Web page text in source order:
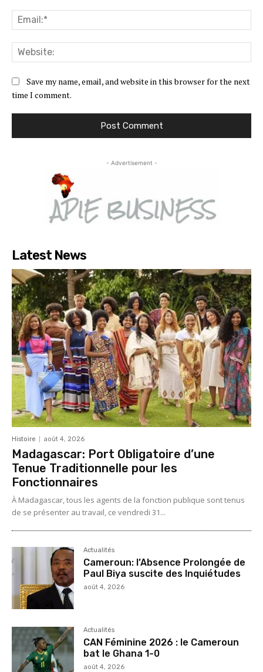
Save my name, email, and website in this browser for the next
time I comment.
- Advertisement -
Latest News
Histoire août 4, 2026
Madagascar: Port Obligatoire d’une
Tenue Traditionnelle pour les
Fonctionnaires
À Madagascar, tous les agents de la fonction publique sont tenus
de se présenter au travail, ce vendredi 31...
Actualités
Cameroun: l’Absence Prolongée de
Paul Biya suscite des Inquiétudes
août 4, 2026
Actualités
CAN Féminine 2026 : le Cameroun
bat le Ghana 1-0
août 4, 2026